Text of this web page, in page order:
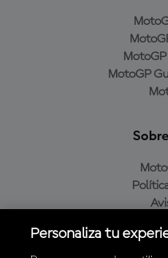
MotoGP
Personaliza tu